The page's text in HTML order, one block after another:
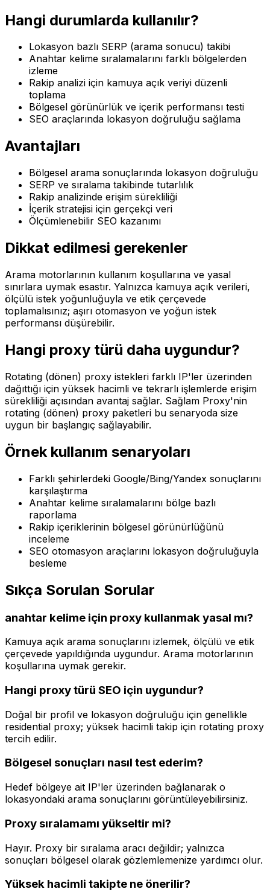
Hangi durumlarda kullanılır?
Lokasyon bazlı SERP (arama sonucu) takibi
Anahtar kelime sıralamalarını farklı bölgelerden
izleme
Rakip analizi için kamuya açık veriyi düzenli
toplama
Bölgesel görünürlük ve içerik performansı testi
SEO araçlarında lokasyon doğruluğu sağlama
Avantajları
Bölgesel arama sonuçlarında lokasyon doğruluğu
SERP ve sıralama takibinde tutarlılık
Rakip analizinde erişim sürekliliği
İçerik stratejisi için gerçekçi veri
Ölçümlenebilir SEO kazanımı
Dikkat edilmesi gerekenler
Arama motorlarının kullanım koşullarına ve yasal
sınırlara uymak esastır. Yalnızca kamuya açık verileri,
ölçülü istek yoğunluğuyla ve etik çerçevede
toplamalısınız; aşırı otomasyon ve yoğun istek
performansı düşürebilir.
Hangi proxy türü daha uygundur?
Rotating (dönen) proxy istekleri farklı IP'ler üzerinden
dağıttığı için yüksek hacimli ve tekrarlı işlemlerde erişim
sürekliliği açısından avantaj sağlar. Sağlam Proxy'nin
rotating (dönen) proxy paketleri bu senaryoda size
uygun bir başlangıç sağlayabilir.
Örnek kullanım senaryoları
Farklı şehirlerdeki Google/Bing/Yandex sonuçlarını
karşılaştırma
Anahtar kelime sıralamalarını bölge bazlı
raporlama
Rakip içeriklerinin bölgesel görünürlüğünü
inceleme
SEO otomasyon araçlarını lokasyon doğruluğuyla
besleme
Sıkça Sorulan Sorular
anahtar kelime için proxy kullanmak yasal mı?
Kamuya açık arama sonuçlarını izlemek, ölçülü ve etik
çerçevede yapıldığında uygundur. Arama motorlarının
koşullarına uymak gerekir.
Hangi proxy türü SEO için uygundur?
Doğal bir profil ve lokasyon doğruluğu için genellikle
residential proxy; yüksek hacimli takip için rotating proxy
tercih edilir.
Bölgesel sonuçları nasıl test ederim?
Hedef bölgeye ait IP'ler üzerinden bağlanarak o
lokasyondaki arama sonuçlarını görüntüleyebilirsiniz.
Proxy sıralamamı yükseltir mi?
Hayır. Proxy bir sıralama aracı değildir; yalnızca
sonuçları bölgesel olarak gözlemlemenize yardımcı olur.
Yüksek hacimli takipte ne önerilir?